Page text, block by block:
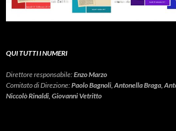
QUI TUTTI I NUMERI
Direttore responsabile:Enzo Marzo
Comitato di Direzione:Paolo Bagnoli, Antonella Braga,
Niccolò Rinaldi, Giovanni Vetritto